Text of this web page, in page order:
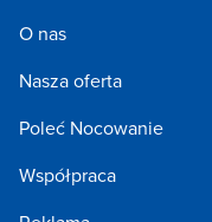
O nas
Nasza oferta
Poleć Nocowanie
Współpraca